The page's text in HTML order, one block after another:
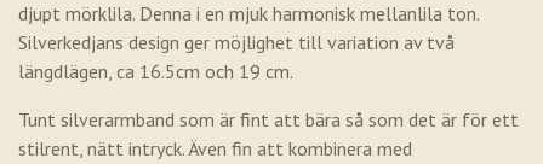
djupt mörklila. Denna i en mjuk harmonisk mellanlila ton.
Silverkedjans design ger möjlighet till variation av två
längdlägen, ca 16.5cm och 19 cm.
Tunt silverarmband som är fint att bära så som det är för ett
stilrent, nätt intryck. Även fin att kombinera med